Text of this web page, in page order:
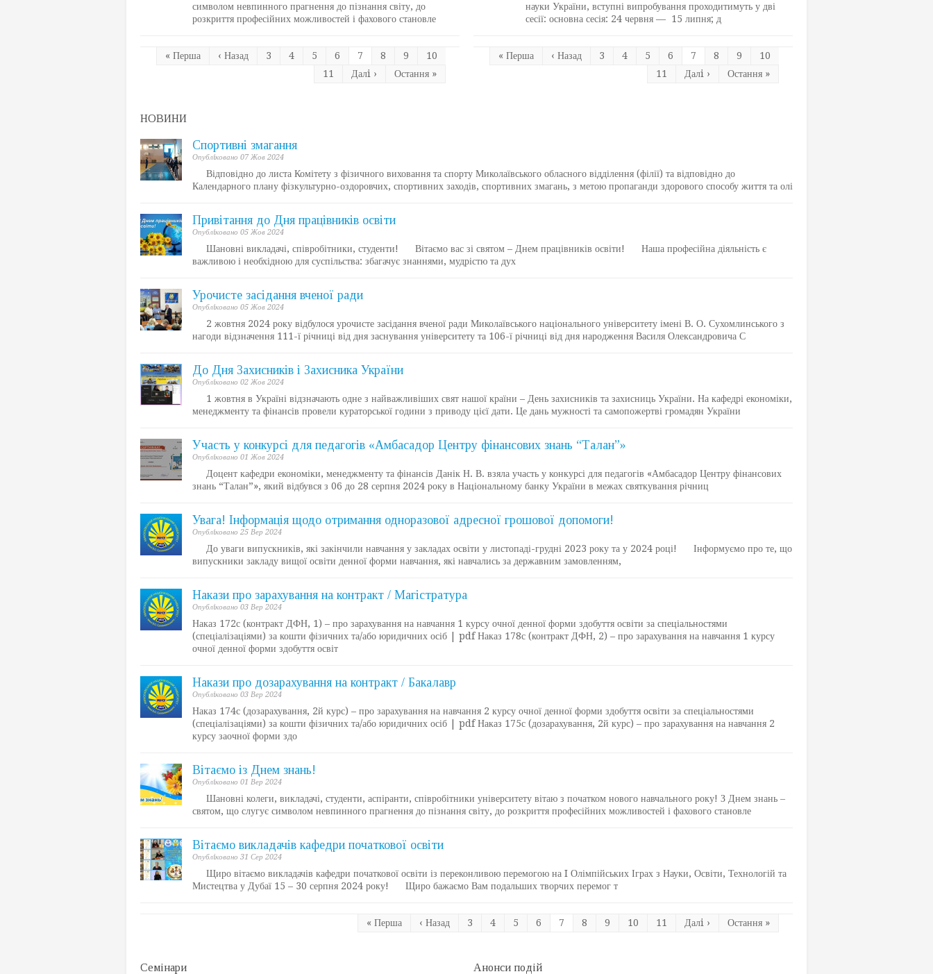
символом невпинного прагнення до пізнання світу, до
розкриття професійних можливостей і фахового становле
« Перша ‹ Назад 3 4 5 6 7 8 9
10
11
Далi › Остання »
науки України, вступні випробування проходитимуть у дві
сесії: основна сесія: 24 червня — 15 липня; д
« Перша ‹ Назад 3 4 5 6 7 8 9
10
11
Далi › Остання »
НОВИНИ
Спортивні змагання
Опублiковано 07 Жов 2024
Відповідно до листа Комітету з фізичного виховання та спорту Миколаївського обласного відділення (філії) та відповідно до
Календарного плану фізкультурно-оздоровчих, спортивних заходів, спортивних змагань, з метою пропаганди здорового способу життя та олі
Привітання до Дня працівників освіти
Опублiковано 05 Жов 2024
Шановні викладачі, співробітники, студенти! Вітаємо вас зі святом – Днем працівників освіти! Наша професійна діяльність є
важливою і необхідною для суспільства: збагачує знаннями, мудрістю та дух
Урочисте засідання вченої ради
Опублiковано 05 Жов 2024
2 жовтня 2024 року відбулося урочисте засідання вченої ради Миколаївського національного університету імені В. О. Сухомлинського з
нагоди відзначення 111-ї річниці від дня заснування університету та 106-ї річниці від дня народження Василя Олександровича С
До Дня Захисників і Захисника України
Опублiковано 02 Жов 2024
1 жовтня в Україні відзначають одне з найважливіших свят нашої країни – День захисників та захисниць України. На кафедрі економіки,
менеджменту та фінансів провели кураторської години з приводу цієї дати. Це дань мужності та самопожертві громадян України
Участь у конкурсі для педагогів «Амбасадор Центру фінансових знань “Талан”»
Опублiковано 01 Жов 2024
Доцент кафедри економіки, менеджменту та фінансів Данік Н. В. взяла участь у конкурсі для педагогів «Амбасадор Центру фінансових
знань “Талан”», який відбувся з 06 до 28 серпня 2024 року в Національному банку України в межах святкування річниц
Увага! Інформація щодо отримання одноразової адресної грошової допомоги!
Опублiковано 25 Вер 2024
До уваги випускників, які закінчили навчання у закладах освіти у листопаді-грудні 2023 року та у 2024 році! Інформуємо про те, що
випускники закладу вищої освіти денної форми навчання, які навчались за державним замовленням,
Накази про зарахування на контракт / Магістратура
Опублiковано 03 Вер 2024
Наказ 172с (контракт ДФН, 1) – про зарахування на навчання 1 курсу очної денної форми здобуття освіти за спеціальностями
(спеціалізаціями) за кошти фізичних та/або юридичних осіб | pdf Наказ 178с (контракт ДФН, 2) – про зарахування на навчання 1 курсу
очної денної форми здобуття освіт
Накази про дозарахування на контракт / Бакалавр
Опублiковано 03 Вер 2024
Наказ 174с (дозарахування, 2й курс) – про зарахування на навчання 2 курсу очної денної форми здобуття освіти за спеціальностями
(спеціалізаціями) за кошти фізичних та/або юридичних осіб | pdf Наказ 175с (дозарахування, 2й курс) – про зарахування на навчання 2
курсу заочної форми здо
Вітаємо із Днем знань!
Опублiковано 01 Вер 2024
Шановні колеги, викладачі, студенти, аспіранти, співробітники університету вітаю з початком нового навчального року! З Днем знань ‒
святом, що слугує символом невпинного прагнення до пізнання світу, до розкриття професійних можливостей і фахового становле
Вітаємо викладачів кафедри початкової освіти
Опублiковано 31 Сер 2024
Щиро вітаємо викладачів кафедри початкової освіти із переконливою перемогою на I Олімпійських Іграх з Науки, Освіти, Технологій та
Мистецтва у Дубаї 15 – 30 серпня 2024 року! Щиро бажаємо Вам подальших творчих перемог т
« Перша ‹ Назад 3 4 5 6 7 8 9 10 11 Далi › Остання »
Семiнари Анонси подій